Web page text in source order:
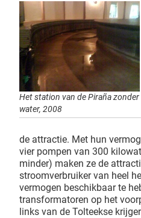
Het station van de Piraña zonder
water, 2008
de attractie. Met hun
vier pompen van 300
minder) maken ze de
stroomverbruiker van heel
vermogen beschikbaar te
transformatoren op het
links van de Tolteekse